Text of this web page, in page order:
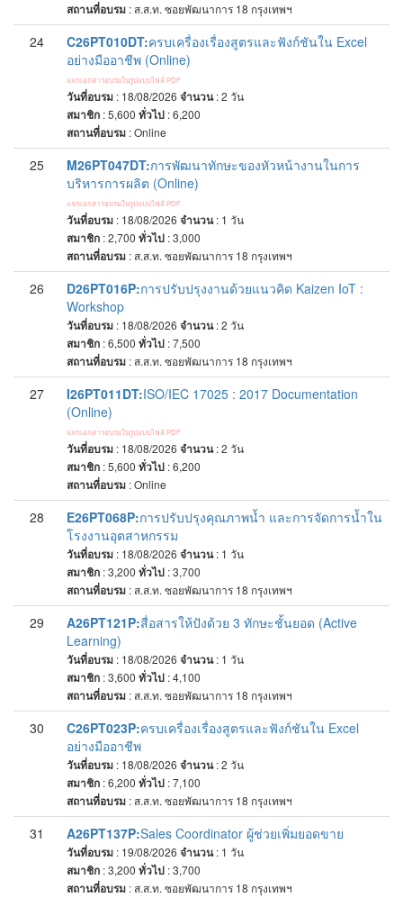
สถานที่อบรม : ส.ส.ท. ซอยพัฒนาการ 18 กรุงเทพฯ
24 C26PT010DT:ครบเครื่องเรื่องสูตรและฟังก์ชันใน Excel
อย่างมืออาชีพ (Online)
แจกเอกสารอบรมในรูปแบบไฟล์ PDF
วันที่อบรม : 18/08/2026 จำนวน: 2 วัน
สมาชิก : 5,600 ทั่วไป : 6,200
สถานที่อบรม :Online
25 M26PT047DT:การพัฒนาทักษะของหัวหน้างานในการ
บริหารการผลิต (Online)
แจกเอกสารอบรมในรูปแบบไฟล์ PDF
วันที่อบรม : 18/08/2026 จำนวน: 1 วัน
สมาชิก : 2,700 ทั่วไป : 3,000
สถานที่อบรม : ส.ส.ท. ซอยพัฒนาการ 18 กรุงเทพฯ
26 D26PT016P:การปรับปรุงงานด้วยแนวคิด Kaizen IoT :
Workshop
วันที่อบรม : 18/08/2026 จำนวน: 2 วัน
สมาชิก : 6,500 ทั่วไป : 7,500
สถานที่อบรม : ส.ส.ท. ซอยพัฒนาการ 18 กรุงเทพฯ
27 I26PT011DT:ISO/IEC 17025 : 2017 Documentation
(Online)
แจกเอกสารอบรมในรูปแบบไฟล์ PDF
วันที่อบรม : 18/08/2026 จำนวน: 2 วัน
สมาชิก : 5,600 ทั่วไป : 6,200
สถานที่อบรม :Online
28 E26PT068P:การปรับปรุงคุณภาพน้ำ และการจัดการน้ำใน
โรงงานอุตสาหกรรม
วันที่อบรม : 18/08/2026 จำนวน: 1 วัน
สมาชิก : 3,200 ทั่วไป : 3,700
สถานที่อบรม : ส.ส.ท. ซอยพัฒนาการ 18 กรุงเทพฯ
29 A26PT121P:สื่อสารให้ปังด้วย 3 ทักษะชั้นยอด (Active
Learning)
วันที่อบรม : 18/08/2026 จำนวน: 1 วัน
สมาชิก : 3,600 ทั่วไป : 4,100
สถานที่อบรม : ส.ส.ท. ซอยพัฒนาการ 18 กรุงเทพฯ
30 C26PT023P:ครบเครื่องเรื่องสูตรและฟังก์ชันใน Excel
อย่างมืออาชีพ
วันที่อบรม : 18/08/2026 จำนวน: 2 วัน
สมาชิก : 6,200 ทั่วไป : 7,100
สถานที่อบรม : ส.ส.ท. ซอยพัฒนาการ 18 กรุงเทพฯ
31 A26PT137P:Sales Coordinator ผู้ช่วยเพิ่มยอดขาย
วันที่อบรม : 19/08/2026 จำนวน: 1 วัน
สมาชิก : 3,200 ทั่วไป : 3,700
สถานที่อบรม : ส.ส.ท. ซอยพัฒนาการ 18 กรุงเทพฯ